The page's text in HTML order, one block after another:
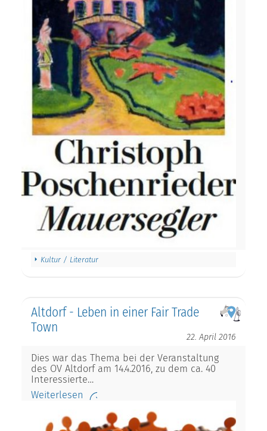
Kultur / Literatur
Altdorf - Leben in einer Fair Trade
Town
22. April 2016
Dies war das Thema bei der Veranstaltung
des OV Altdorf am 14.4.2016, zu dem ca. 40
Interessierte…
Weiterlesen